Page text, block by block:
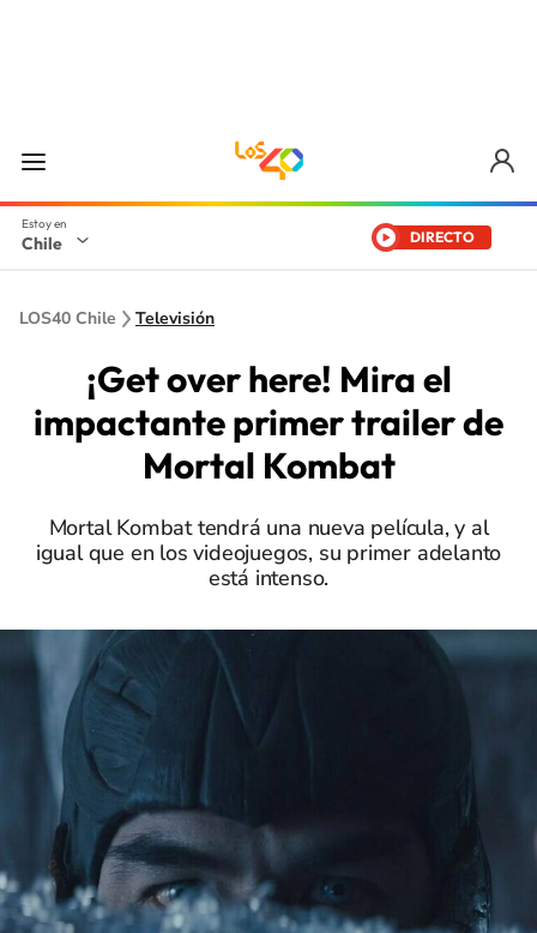
Chile DIRECTO
LOS40 Chile Televisión
¡Get over here! Mira el
impactante primer trailer de
Mortal Kombat
Mortal Kombat tendrá una nueva película, y al
igual que en los videojuegos, su primer adelanto
está intenso.